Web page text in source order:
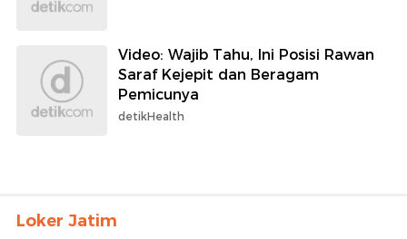
Video: Wajib Tahu, Ini Posisi Rawan
Saraf Kejepit dan Beragam
Pemicunya
detikHealth
Loker Jatim